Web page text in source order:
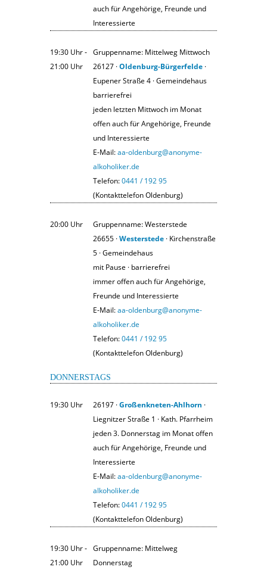
auch für Angehörige, Freunde und
Interessierte
19:30 Uhr ‐
21:00 Uhr
Gruppenname: Mittelweg Mittwoch
26127 ·Oldenburg-Bürgerfelde ·
Eupener Straße 4 · Gemeindehaus
barrierefrei
jeden letzten Mittwoch im Monat
offen auch für Angehörige, Freunde
und Interessierte
E-Mail:aa-oldenburg@anonyme-
alkoholiker.de
Telefon:0441 / 192 95
(Kontakttelefon Oldenburg)
20:00 Uhr
Gruppenname: Westerstede
26655 ·Westerstede · Kirchenstraße
5 · Gemeindehaus
mit Pause · barrierefrei
immer offen auch für Angehörige,
Freunde und Interessierte
E-Mail:aa-oldenburg@anonyme-
alkoholiker.de
Telefon:0441 / 192 95
(Kontakttelefon Oldenburg)
DONNERSTAGS
19:30 Uhr 26197 ·Großenkneten-Ahlhorn ·
Liegnitzer Straße 1 · Kath. Pfarrheim
jeden 3. Donnerstag im Monat offen
auch für Angehörige, Freunde und
Interessierte
E-Mail:aa-oldenburg@anonyme-
alkoholiker.de
Telefon:0441 / 192 95
(Kontakttelefon Oldenburg)
19:30 Uhr ‐
21:00 Uhr
Gruppenname: Mittelweg
Donnerstag